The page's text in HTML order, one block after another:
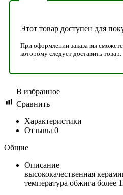
Этот товар доступен для
При оформлении заказа вы сможете
которому следует доставить товар.
В избранное
Сравнить
Характеристики
Отзывы 0
Общие
Описание
высококачественная
температура обжига более